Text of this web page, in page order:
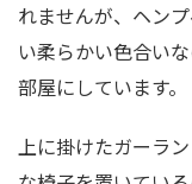
れませんが、ヘン
い柔らかい色合い
部屋にしています。
上に掛けたガーラ